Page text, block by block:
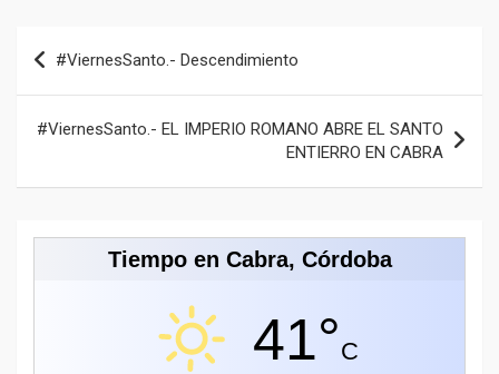
Navegación
de
entradas
#ViernesSanto.- Descendimiento
#ViernesSanto.- EL IMPERIO ROMANO ABRE EL SANTO
ENTIERRO EN CABRA
Tiempo en Cabra, Córdoba
41°C